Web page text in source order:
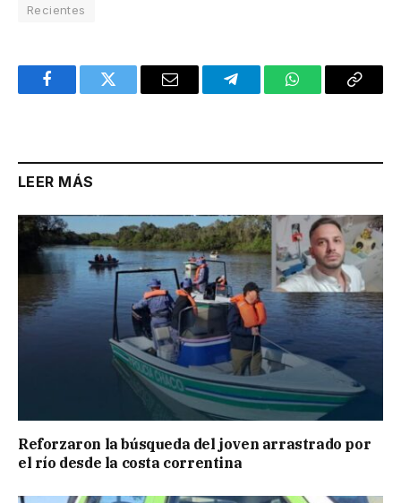
Recientes
FacebookTwitter Email TelegramWhatsAppCopy
LEER MÁS
Reforzaron la búsqueda del joven arrastrado por
el río desde la costa correntina